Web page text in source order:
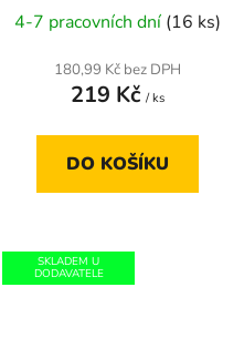
4-7 pracovních dní (16 ks)
180,99 Kč bez DPH
219 Kč / ks
DO KOŠÍKU
SKLADEM U
DODAVATELE